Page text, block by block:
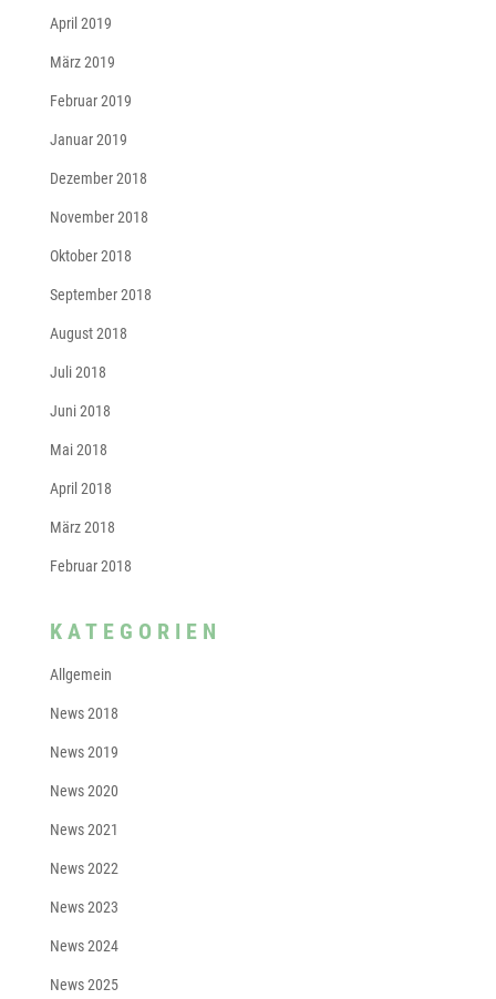
April 2019
März 2019
Februar 2019
Januar 2019
Dezember 2018
November 2018
Oktober 2018
September 2018
August 2018
Juli 2018
Juni 2018
Mai 2018
April 2018
März 2018
Februar 2018
KATEGORIEN
Allgemein
News 2018
News 2019
News 2020
News 2021
News 2022
News 2023
News 2024
News 2025